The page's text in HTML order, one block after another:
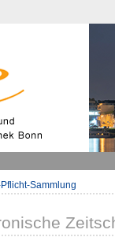
Pflicht-Sammlung